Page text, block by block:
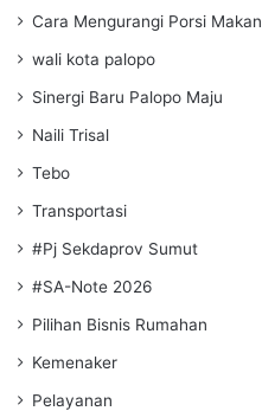
Cara Mengurangi Porsi Makan
wali kota palopo
Sinergi Baru Palopo Maju
Naili Trisal
Tebo
Transportasi
#Pj Sekdaprov Sumut
#SA-Note 2026
Pilihan Bisnis Rumahan
Kemenaker
Pelayanan